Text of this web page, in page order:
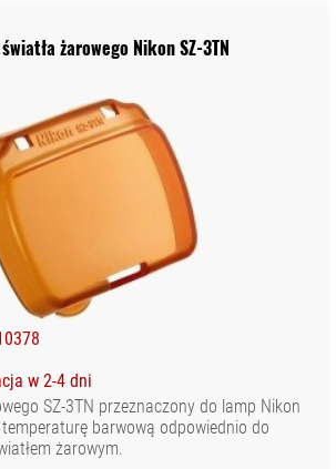
żarowego Nikon SZ-3TN
w 2-4 dni
SZ-3TN przeznaczony do lamp Nikon
barwową odpowiednio do
żarowym.
ZAMIENNE/
SERWISOWE